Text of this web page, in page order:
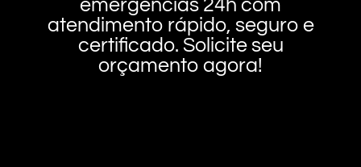
emergências 24h com
atendimento rápido, seguro e
certificado. Solicite seu
orçamento agora!